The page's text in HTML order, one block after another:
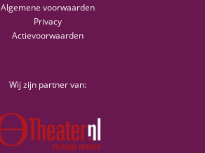
Algemene voorwaarden
Privacy
Actievoorwaarden
Wij zijn partner van: